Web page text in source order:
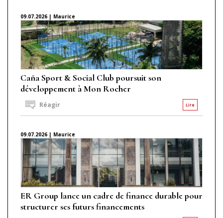
09.07.2026 | Maurice
Caña Sport & Social Club poursuit son
développement à Mon Rocher
Lire
Réagir
09.07.2026 | Maurice
ER Group lance un cadre de finance durable pour
structurer ses futurs financements